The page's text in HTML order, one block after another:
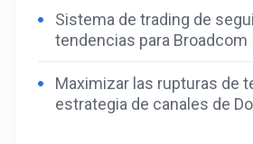
Sistema de trading de
tendencias para Broadcom
entrada en retrocesos
Maximizar las rupturas de
estrategia de canales de